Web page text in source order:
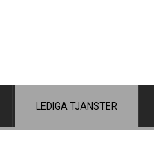
LEDIGA TJÄNSTER